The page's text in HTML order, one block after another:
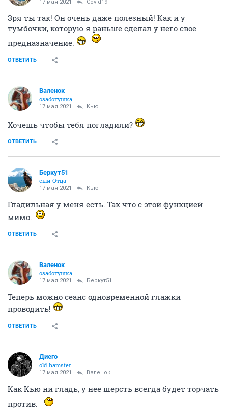
17 мая 2021 Covid19
Зря ты так! Он очень даже полезный! Как и у
тумбочки, которую я раньше сделал у него свое
предназначение.
ОТВЕТИТЬ
Валенок
озаботушка
17 мая 2021 Кью
Хочешь чтобы тебя погладили?
ОТВЕТИТЬ
Беркут51
сын Отца
17 мая 2021 Кью
Гладильная у меня есть. Так что с этой функцией
мимо.
ОТВЕТИТЬ
Валенок
озаботушка
17 мая 2021 Беркут51
Теперь можно сеанс одновременной глажки
проводить!
ОТВЕТИТЬ
Диего
old hamster
17 мая 2021 Валенок
Как Кью ни гладь, у нее шерсть всегда будет торчать
против.